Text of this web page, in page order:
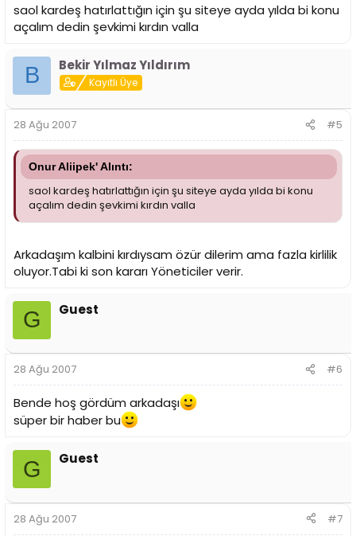
saol kardeş hatırlattığın için şu siteye ayda yılda bi konu
açalım dedin şevkimi kırdın valla
B Bekir Yılmaz Yıldırım
Kayıtlı Üye
28 Ağu 2007 #5
Onur Aliipek' Alıntı:
saol kardeş hatırlattığın için şu siteye ayda yılda bi konu
açalım dedin şevkimi kırdın valla
Arkadaşım kalbini kırdıysam özür dilerim ama fazla kirlilik
oluyor.Tabi ki son kararı Yöneticiler verir.
G Guest
28 Ağu 2007 #6
Bende hoş gördüm arkadaşı
süper bir haber bu
G Guest
28 Ağu 2007 #7